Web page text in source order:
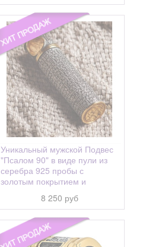
Аркадий
Арсений
Арсения
Артем, Артемий
Артема апостол
Артемий (Артём)
Архип
Афанасий
Афанасия
Ахтырская
Беседная
Бидзина
Благодатное Небо
Уникальный мужской Подвес
"Псалом 90" в виде пули из
серебра 925 пробы с
золотым покрытием и
8 250 руб